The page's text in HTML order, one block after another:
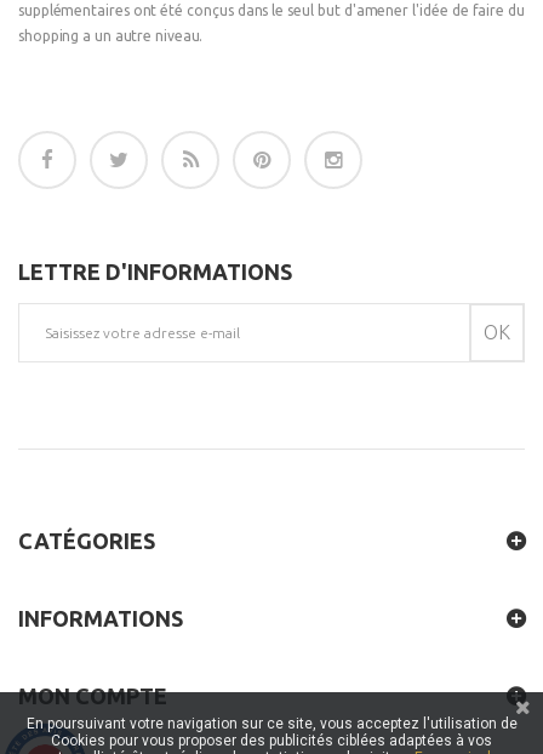
supplémentaires ont été conçus dans le seul but d'amener l'idée de faire du
shopping a un autre niveau.
LETTRE D'INFORMATIONS
OK
CATÉGORIES
INFORMATIONS
MON COMPTE
En poursuivant votre navigation sur ce site, vous acceptez l'utilisation de
Cookies pour vous proposer des publicités ciblées adaptées à vos